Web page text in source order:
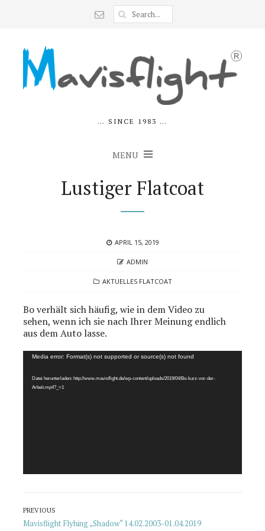
… SINCE 1983 …
MENU
Lustiger Flatcoat
POSTED
APRIL 15, 2019
AUTHOR
ADMIN
CATEGORIES
AKTUELLES FLATCOAT
Bo verhält sich häufig, wie in dem Video zu
sehen, wenn ich sie nach Ihrer Meinung endlich
aus dem Auto lasse.
Video-
Media error: Format(s) not supported or source(s) not found
Datei herunterladen: http://www.mavisflight.de/wp-content/uploads/2019/04/Bo-kurz-vor-der-
Arbeit.mp4?_=1
Beitragsnavigation
PREVIOUS
Previous
Mavisflight Flyhing „Shadow“ 14.02.2003-01.04.2019